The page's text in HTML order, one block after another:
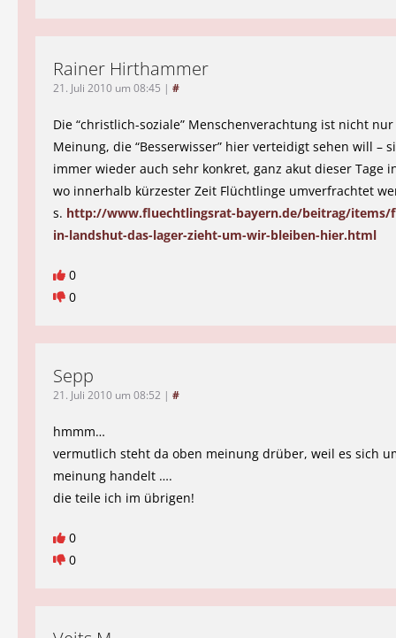
Rainer Hirthammer
21. Juli 2010 um 08:45 | #
Die “christlich-soziale” Menschenverachtung ist nicht
Meinung, die “Besserwisser” hier verteidigt sehen will –
immer wieder auch sehr konkret, ganz akut dieser Tage
wo innerhalb kürzester Zeit Flüchtlinge umverfrachtet
s. http://www.fluechtlingsrat-bayern.de/beitrag/items/
in-landshut-das-lager-zieht-um-wir-bleiben-hier.html
0
0
Sepp
21. Juli 2010 um 08:52 | #
hmmm…
vermutlich steht da oben meinung drüber, weil es sich
meinung handelt ….
die teile ich im übrigen!
0
0